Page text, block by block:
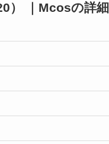
） ｜Mcosの詳細